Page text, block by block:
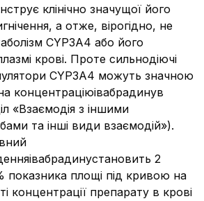
клінічно значущої його
а отже, вірогідно, не
CYP3A4 або його
крові. Проте сильнодіючі
CYP3A4 можуть значною
концентраціюівабрадинув
«Взаємодія з іншими
та інші види взаємодій»).
2
показника площі під кривою на
концентрації препарату в крові